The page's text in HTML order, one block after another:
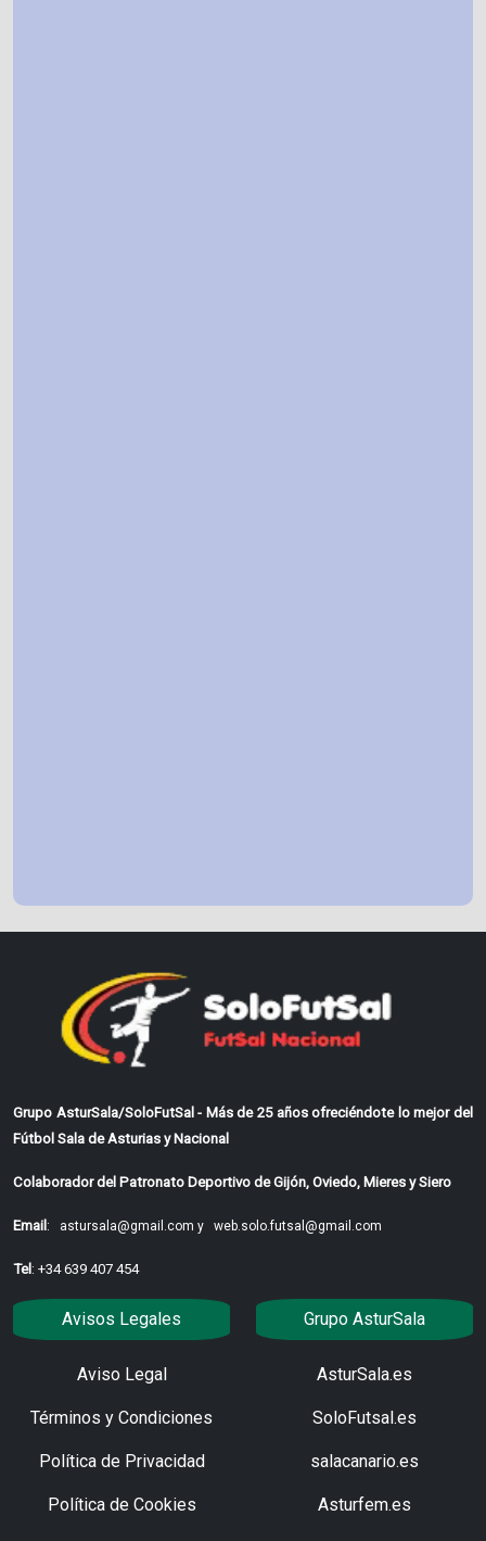
Grupo AsturSala/SoloFutSal - Más de 25 años ofreciéndote lo mejor del
Fútbol Sala de Asturias y Nacional
Colaborador del Patronato Deportivo de Gijón, Oviedo, Mieres y Siero
Email: astursala@gmail.com y web.solo.futsal@gmail.com
Tel: +34 639 407 454
Avisos Legales
Aviso Legal
Términos y Condiciones
Política de Privacidad
Política de Cookies
Grupo AsturSala
AsturSala.es
SoloFutsal.es
salacanario.es
Asturfem.es